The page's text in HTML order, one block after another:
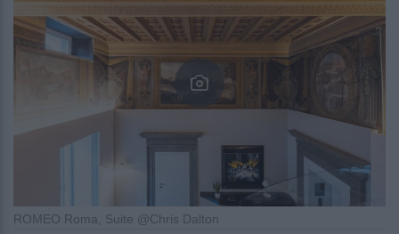
ROMEO Roma, Suite @Chris Dalton